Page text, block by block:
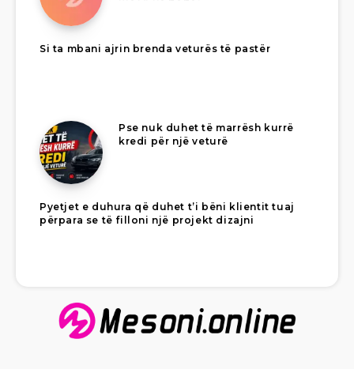
Si ta mbani ajrin brenda veturës të pastër
Pse nuk duhet të marrësh kurrë
kredi për një veturë
Pyetjet e duhura që duhet t’i bëni klientit tuaj
përpara se të filloni një projekt dizajni